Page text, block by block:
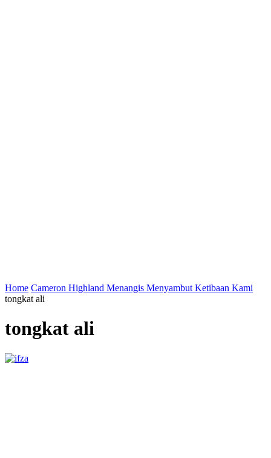
Home Cameron Highland Menangis Menyambut Ketibaan Kami
tongkat ali
tongkat ali